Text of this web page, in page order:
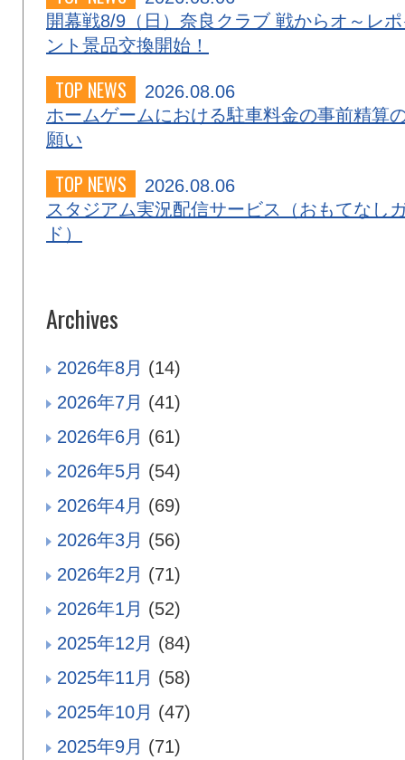
開幕戦8/9（日）奈良クラブ 戦からオ～レ
ント景品交換開始！
TOP NEWS
2026.08.06
ホームゲームにおける駐車料金の事前精算
願い
TOP NEWS
2026.08.06
スタジアム実況配信サービス（おもてなし
ド）
Archives
2026年8月 (14)
2026年7月 (41)
2026年6月 (61)
2026年5月 (54)
2026年4月 (69)
2026年3月 (56)
2026年2月 (71)
2026年1月 (52)
2025年12月 (84)
2025年11月 (58)
2025年10月 (47)
2025年9月 (71)